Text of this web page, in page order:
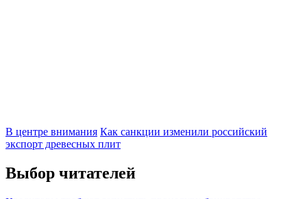
В центре внимания Как санкции изменили российский
экспорт древесных плит
Выбор читателей